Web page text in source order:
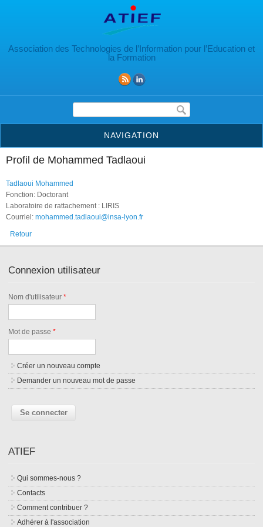
Association des Technologies de l’Information pour l’Education et
la Formation
Formulaire de recherche
NAVIGATION
Profil de Mohammed Tadlaoui
Tadlaoui Mohammed
Fonction: Doctorant
Laboratoire de rattachement : LIRIS
Courriel: mohammed.tadlaoui@insa-lyon.fr
Retour
Connexion utilisateur
Nom d'utilisateur*
Mot de passe*
Créer un nouveau compte
Demander un nouveau mot de passe
ATIEF
Qui sommes-nous ?
Contacts
Comment contribuer ?
Adhérer à l'association